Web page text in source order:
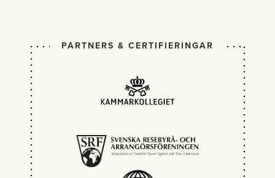
PARTNERS & CERTIFIERINGAR